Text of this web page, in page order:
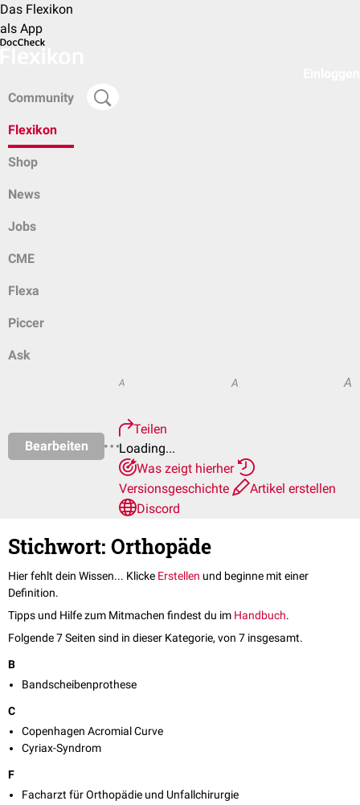
Das Flexikon
als App
Community
Flexikon
Shop
News
Jobs
CME
Flexa
Piccer
Ask
Bearbeiten
A A A
Teilen
Loading...
Was zeigt hierher
Versionsgeschichte
Artikel erstellen
Discord
Stichwort: Orthopäde
Hier fehlt dein Wissen... Klicke Erstellen und beginne mit einer
Definition.
Tipps und Hilfe zum Mitmachen findest du im Handbuch.
Folgende 7 Seiten sind in dieser Kategorie, von 7 insgesamt.
B
Bandscheibenprothese
C
Copenhagen Acromial Curve
Cyriax-Syndrom
F
Facharzt für Orthopädie und Unfallchirurgie